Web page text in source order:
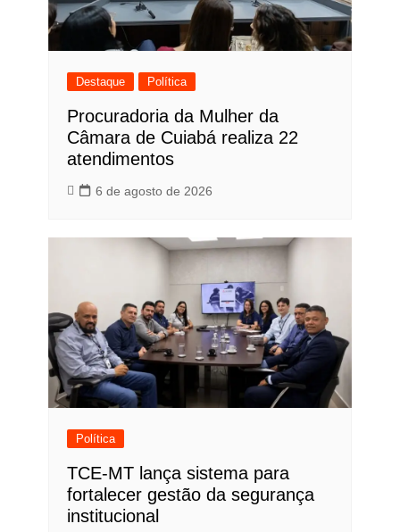
Destaque Política
Procuradoria da Mulher da
Câmara de Cuiabá realiza 22
atendimentos
6 de agosto de 2026
Política
TCE-MT lança sistema para
fortalecer gestão da segurança
institucional